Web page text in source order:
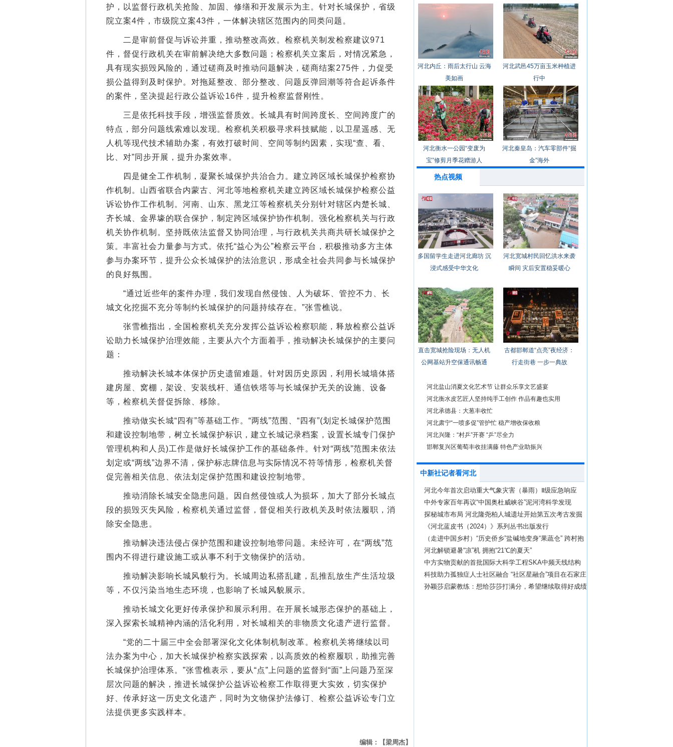
护，以监督行政机关抢险、加固、修缮和开发展示为主。针对长城保护，省级
院立案4件，市级院立案43件，一体解决辖区范围内的同类问题。
二是审前督促与诉讼并重，推动整改高效。检察机关制发检察建议971
件，督促行政机关在审前解决绝大多数问题；检察机关立案后，对情况紧急，
具有现实损毁风险的，通过磋商及时推动问题解决，磋商结案275件，力促受
损公益得到及时保护。对拖延整改、部分整改、问题反弹回潮等符合起诉条件
的案件，坚决提起行政公益诉讼16件，提升检察监督刚性。
三是依托科技手段，增强监督质效。长城具有时间跨度长、空间跨度广的
特点，部分问题线索难以发现。检察机关积极寻求科技赋能，以卫星遥感、无
人机等现代技术辅助办案，有效打破时间、空间等制约因素，实现“查、看、
比、对”同步开展，提升办案效率。
四是健全工作机制，凝聚长城保护共治合力。建立跨区域长城保护检察协
作机制。山西省联合内蒙古、河北等地检察机关建立跨区域长城保护检察公益
诉讼协作工作机制。河南、山东、黑龙江等检察机关分别针对辖区内楚长城、
齐长城、金界壕的联合保护，制定跨区域保护协作机制。强化检察机关与行政
机关协作机制。坚持既依法监督又协同治理，与行政机关共商共研长城保护之
策。丰富社会力量参与方式。依托“益心为公”检察云平台，积极推动多方主体
参与办案环节，提升公众长城保护的法治意识，形成全社会共同参与长城保护
的良好氛围。
“通过近些年的案件办理，我们发现自然侵蚀、人为破坏、管控不力、长
城文化挖掘不充分等制约长城保护的问题持续存在。”张雪樵说。
张雪樵指出，全国检察机关充分发挥公益诉讼检察职能，释放检察公益诉
讼助力长城保护治理效能，主要从六个方面着手，推动解决长城保护的主要问
题：
推动解决长城本体保护历史遗留难题。针对因历史原因，利用长城墙体搭
建房屋、窝棚，架设、安装线杆、通信铁塔等与长城保护无关的设施、设备
等，检察机关督促拆除、移除。
推动做实长城“四有”等基础工作。“两线”范围、“四有”(划定长城保护范围
和建设控制地带，树立长城保护标识，建立长城记录档案，设置长城专门保护
管理机构和人员)工作是做好长城保护工作的基础条件。针对“两线”范围未依法
划定或“两线”边界不清，保护标志牌信息与实际情况不符等情形，检察机关督
促完善相关信息、依法划定保护范围和建设控制地带。
推动消除长城安全隐患问题。因自然侵蚀或人为损坏，加大了部分长城点
段的损毁灭失风险，检察机关通过监督，督促相关行政机关及时依法履职，消
除安全隐患。
推动解决违法侵占保护范围和建设控制地带问题。未经许可，在“两线”范
围内不得进行建设施工或从事不利于文物保护的活动。
推动解决影响长城风貌行为。长城周边私搭乱建，乱推乱放生产生活垃圾
等，不仅污染当地生态环境，也影响了长城风貌展示。
推动长城文化更好传承保护和展示利用。在开展长城形态保护的基础上，
深入探索长城精神内涵的活化利用，对长城相关的非物质文化遗产进行监督。
“党的二十届三中全会部署深化文化体制机制改革。检察机关将继续以司
法办案为中心，加大长城保护检察实践探索，以高质效的检察履职，助推完善
长城保护治理体系。”张雪樵表示，要从“点”上问题的监督到“面”上问题乃至深
层次问题的解决，推进长城保护公益诉讼检察工作取得更大实效，切实保护
好、传承好这一历史文化遗产，同时为文物保护法修订、检察公益诉讼专门立
法提供更多实践样本。
编辑：【梁周杰】
开幕
河北内丘：雨后太行山 云海
美如画
河北武邑45万亩玉米种植进
行中
河北衡水一公园“变废为
宝”修剪月季花赠游人
河北秦皇岛：汽车零部件“掘
金”海外
热点视频
多国留学生走进河北廊坊 沉
浸式感受中华文化
河北宽城村民回忆洪水来袭
瞬间 灾后安置稳妥暖心
直击宽城抢险现场：无人机
公网基站升空保通讯畅通
古都邯郸道“点亮”夜经济：
行走街巷 一步一典故
河北盐山消夏文化艺术节 让群众乐享文艺盛宴
河北衡水皮艺匠人坚持纯手工创作 作品有趣也实用
河北承德县：大葱丰收忙
河北肃宁“一喷多促”管护忙 稳产增收保收粮
河北兴隆：“村乒”开赛 “乒”尽全力
邯郸复兴区葡萄丰收挂满藤 特色产业助振兴
中新社记者看河北
河北今年首次启动重大气象灾害（暴雨）Ⅱ级应急响应
中外专家百年再议“中国奥杜威峡谷”泥河湾科学发现
探秘城市布局 河北隆尧柏人城遗址开始第五次考古发掘
《河北蓝皮书（2024）》系列丛书出版发行
（走进中国乡村）“历史侨乡”盐碱地变身“果蔬仓” 跨村抱
团发展特色农业
河北解锁避暑“凉”机 拥抱“21℃的夏天”
中方实物贡献的首批国际大科学工程SKA中频天线结构
出厂发运
科技助力孤独症人士社区融合 “社区星融合”项目在石家庄
启动
孙颖莎启蒙教练：想给莎莎打满分，希望继续取得好成绩